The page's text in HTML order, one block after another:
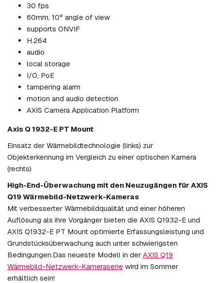
30 fps
60mm, 10° angle of view
supports ONVIF
H.264
audio
local storage
I/O, PoE
tampering alarm
motion and audio detection
AXIS Camera Application Platform
Axis Q 1932-E PT Mount
Einsatz der Wärmebildtechnologie (links) zur
Objekterkennung im Vergleich zu einer optischen Kamera
(rechts)
High-End-Überwachung mit den Neuzugängen für AXIS
Q19 Wärmebild-Netzwerk-Kameras
Mit verbesserter Wärmebildqualität und einer höheren
Auflösung als ihre Vorgänger bieten die AXIS Q1932-E und
AXIS Q1932-E PT Mount optimierte Erfassungsleistung und
Grundstücksüberwachung auch unter schwierigsten
Bedingungen.Das neueste Modell in der AXIS Q19
Wärmebild-Netzwerk-Kameraserie wird im Sommer
erhältlich sein!